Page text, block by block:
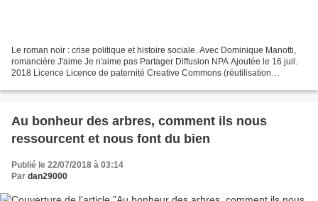
Le roman noir : crise politique et histoire sociale. Avec Dominique Manotti,
romancière J'aime Je n'aime pas Partager Diffusion NPA Ajoutée le 16 juil.
2018 Licence Licence de paternité Creative Commons (réutilisation
Au bonheur des arbres, comment ils nous
ressourcent et nous font du bien
Publié le 22/07/2018 à 03:14
Par dan29000